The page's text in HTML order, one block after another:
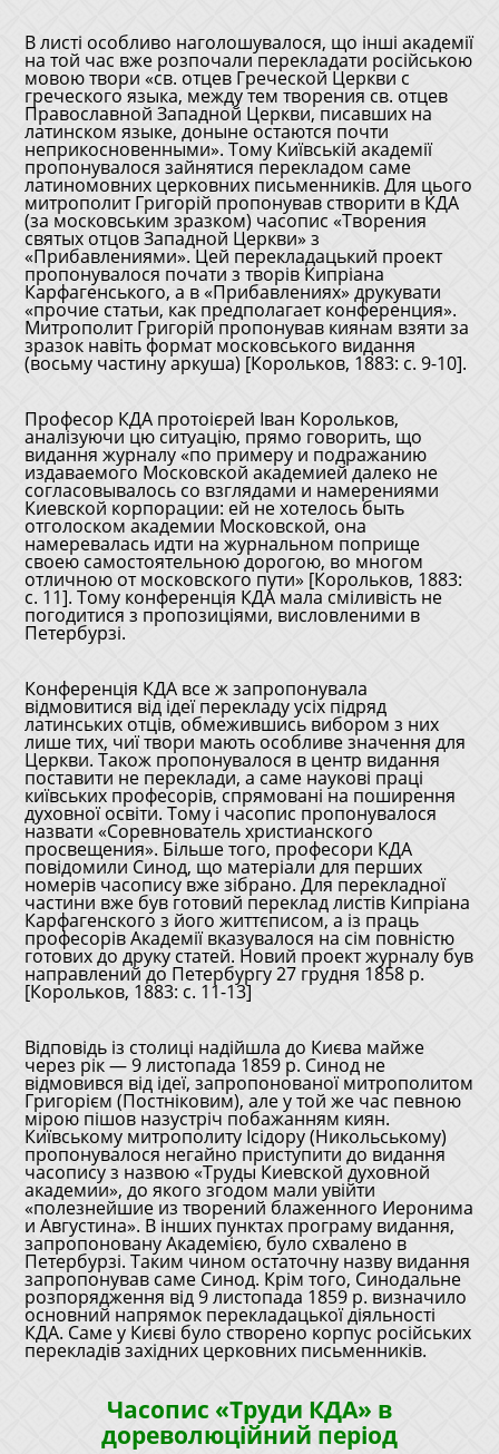
В листі особливо наголошувалося, що інші академії
на той час вже розпочали перекладати російською
мовою твори «св. отцев Греческой Церкви с
греческого языка, между тем творения св. отцев
Православной Западной Церкви, писавших на
латинском языке, доныне остаются почти
неприкосновенными». Тому Київській академії
пропонувалося зайнятися перекладом саме
латиномовних церковних письменників. Для цього
митрополит Григорій пропонував створити в КДА
(за московським зразком) часопис «Творения
святых отцов Западной Церкви» з
«Прибавлениями». Цей перекладацький проект
пропонувалося почати з творів Кипріана
Карфагенського, а в «Прибавлениях» друкувати
«прочие статьи, как предполагает конференция».
Митрополит Григорій пропонував киянам взяти за
зразок навіть формат московського видання
(восьму частину аркуша) [Корольков, 1883: с. 9-10].
Професор КДА протоієрей Іван Корольков,
аналізуючи цю ситуацію, прямо говорить, що
видання журналу «по примеру и подражанию
издаваемого Московской академией далеко не
согласовывалось со взглядами и намерениями
Киевской корпорации: ей не хотелось быть
отголоском академии Московской, она
намеревалась идти на журнальном поприще
своею самостоятельною дорогою, во многом
отличною от московского пути» [Корольков, 1883:
с. 11]. Тому конференція КДА мала сміливість не
погодитися з пропозиціями, висловленими в
Петербурзі.
Конференція КДА все ж запропонувала
відмовитися від ідеї перекладу усіх підряд
латинських отців, обмежившись вибором з них
лише тих, чиї твори мають особливе значення для
Церкви. Також пропонувалося в центр видання
поставити не переклади, а саме наукові праці
київських професорів, спрямовані на поширення
духовної освіти. Тому і часопис пропонувалося
назвати «Соревнователь христианского
просвещения». Більше того, професори КДА
повідомили Синод, що матеріали для перших
номерів часопису вже зібрано. Для перекладної
частини вже був готовий переклад листів Кипріана
Карфагенского з його життєписом, а із праць
професорів Академії вказувалося на сім повністю
готових до друку статей. Новий проект журналу був
направлений до Петербургу 27 грудня 1858 р.
[Корольков, 1883: с. 11-13]
Відповідь із столиці надійшла до Києва майже
через рік — 9 листопада 1859 р. Синод не
відмовився від ідеї, запропонованої митрополитом
Григорієм (Постніковим), але у той же час певною
мірою пішов назустріч побажанням киян.
Київському митрополиту Ісідору (Никольському)
пропонувалося негайно приступити до видання
часопису з назвою «Труды Киевской духовной
академии», до якого згодом мали увійти
«полезнейшие из творений блаженного Иеронима
и Августина». В інших пунктах програму видання,
запропоновану Академією, було схвалено в
Петербурзі. Таким чином остаточну назву видання
запропонував саме Синод. Крім того, Синодальне
розпорядження від 9 листопада 1859 р. визначило
основний напрямок перекладацької діяльності
КДА. Саме у Києві було створено корпус російських
перекладів західних церковних письменників.
Часопис «Труди КДА» в
дореволюційний період